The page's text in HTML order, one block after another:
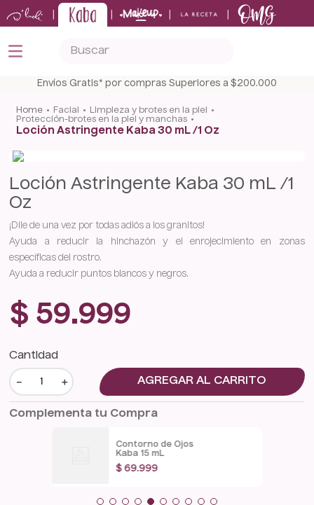
Envíos Gratis* por compras Superiores a $200.000
facial
limpieza y brotes en la piel
protección-brotes en la piel y manchas
Loción Astringente Kaba 30 mL /1 Oz
Loción Astringente Kaba 30 mL /1
Oz
¡Dile de una vez por todas adiós a los granitos!
Ayuda a reducir la hinchazón y el enrojecimiento en zonas
específicas del rostro.
Ayuda a reducir puntos blancos y negros.
$ 59.999
Cantidad
＋
－ AGREGAR AL CARRITO
Complementa tu Compra
Contorno de Ojos
Kaba 15 mL
$ 69.999
TÉRMINOS MÁS BUSCADOS
2
shampoo
3.
tónico
5.